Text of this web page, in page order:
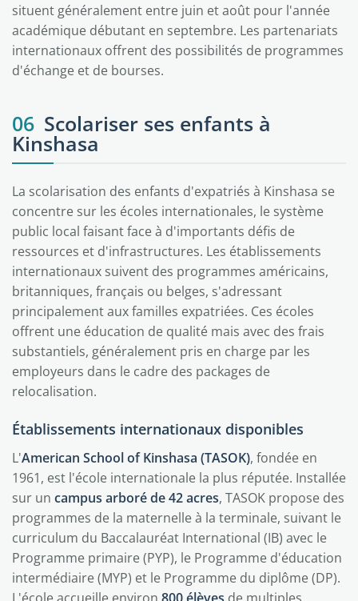
situent généralement entre juin et août pour l'année
académique débutant en septembre. Les partenariats
internationaux offrent des possibilités de programmes
d'échange et de bourses.
06 Scolariser ses enfants à
Kinshasa
La scolarisation des enfants d'expatriés à Kinshasa se
concentre sur les écoles internationales, le système
public local faisant face à d'importants défis de
ressources et d'infrastructures. Les établissements
internationaux suivent des programmes américains,
britanniques, français ou belges, s'adressant
principalement aux familles expatriées. Ces écoles
offrent une éducation de qualité mais avec des frais
substantiels, généralement pris en charge par les
employeurs dans le cadre des packages de
relocalisation.
Établissements internationaux disponibles
L'American School of Kinshasa (TASOK), fondée en
1961, est l'école internationale la plus réputée. Installée
sur un campus arboré de 42 acres, TASOK propose des
programmes de la maternelle à la terminale, suivant le
curriculum du Baccalauréat International (IB) avec le
Programme primaire (PYP), le Programme d'éducation
intermédiaire (MYP) et le Programme du diplôme (DP).
L'école accueille environ 800 élèves de multiples